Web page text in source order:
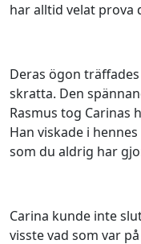
har alltid velat prova
Deras ögon
skratta. Den
Rasmus tog Carinas
Han viskade i
som du aldrig har
Carina kunde inte
visste vad som var